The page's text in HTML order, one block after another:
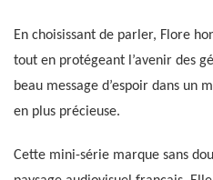
En choisissant de parler, Flore
tout en protégeant l’avenir des
beau message d’espoir dans un
en plus précieuse.
Cette mini-série marque sans